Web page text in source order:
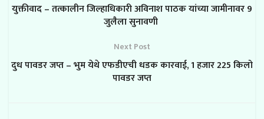
युक्तीवाद – तत्कालीन जिल्हाधिकारी अविनाश पाठक यांच्या जामीनावर 9
जुलैला सुनावणी
Next Post
दुध पावडर जप्त – भुम येथे एफडीएची धडक कारवाई, 1 हजार 225 किलो
पावडर जप्त